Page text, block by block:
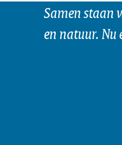
Samen staan
en natuur. Nu